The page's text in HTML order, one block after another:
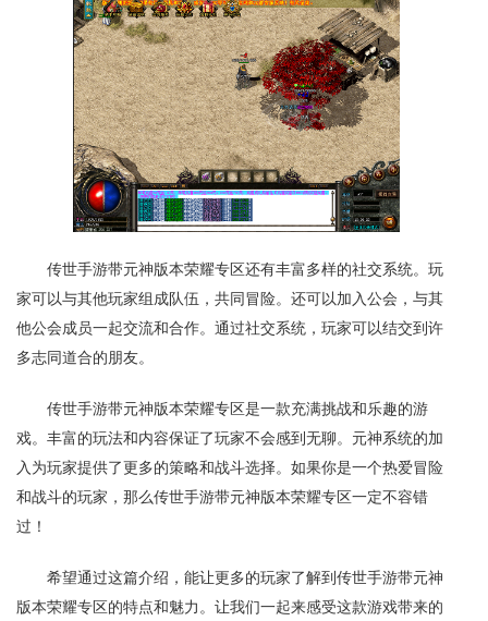
传世手游带元神版本荣耀专区还有丰富多样的社交系统。玩
家可以与其他玩家组成队伍，共同冒险。还可以加入公会，与其
他公会成员一起交流和合作。通过社交系统，玩家可以结交到许
多志同道合的朋友。
传世手游带元神版本荣耀专区是一款充满挑战和乐趣的游
戏。丰富的玩法和内容保证了玩家不会感到无聊。元神系统的加
入为玩家提供了更多的策略和战斗选择。如果你是一个热爱冒险
和战斗的玩家，那么传世手游带元神版本荣耀专区一定不容错
过！
希望通过这篇介绍，能让更多的玩家了解到传世手游带元神
版本荣耀专区的特点和魅力。让我们一起来感受这款游戏带来的